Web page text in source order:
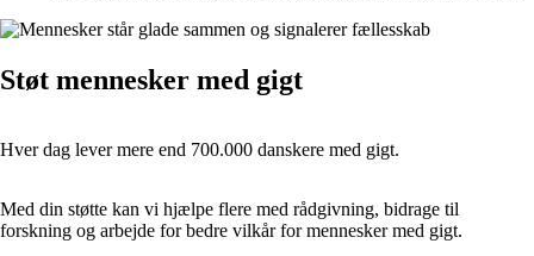
Støt mennesker med gigt
Hver dag lever mere end 700.000 danskere med gigt.
Med din støtte kan vi hjælpe flere med rådgivning, bidrage til
forskning og arbejde for bedre vilkår for mennesker med gigt.